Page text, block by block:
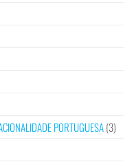
PORTUGUESA(3)